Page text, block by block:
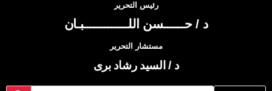
رئيس التحرير
د / حــــــسن اللـــــــــــــبـان
مستشار التحرير
د / السيد رشاد برى